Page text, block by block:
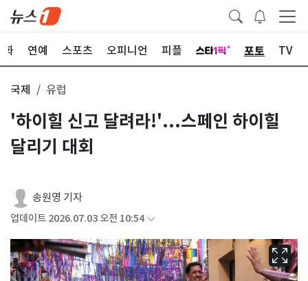
화 연예 스포츠 오피니언 피플 포토 TV
국제 유럽
'하이힐 신고 달려라!'...스페인 하이힐
달리기 대회
송원영 기자
업데이트 2026.07.03 오전 10:54